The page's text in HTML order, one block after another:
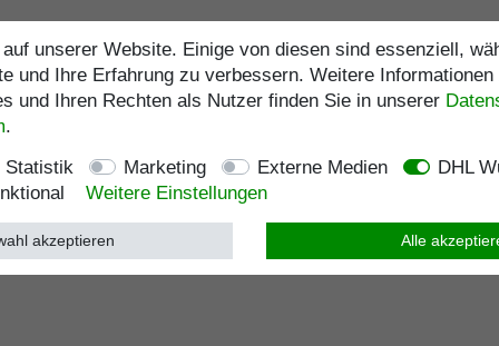
unserer Website. Einige von diesen sind essenziell,
und Ihre Erfahrung zu verbessern. Weitere
und Ihren Rechten als Nutzer finden Sie in unserer
.
Statistik Marketing Externe Medien
DHL
Weitere Einstellungen
Alle
akzeptieren